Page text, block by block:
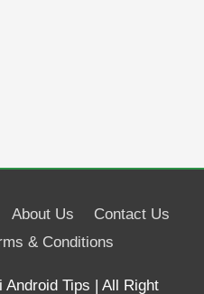
About Us
Contact Us
& Conditions
Android Tips | All Right